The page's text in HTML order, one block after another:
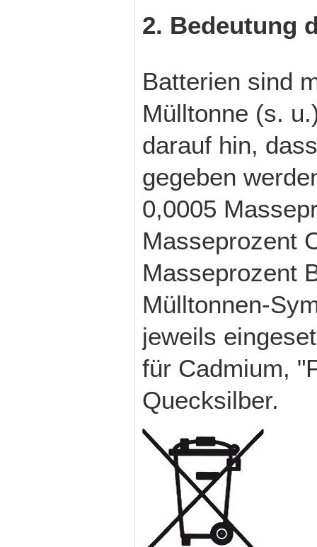
2. Bedeutung
Batterien sind
Mülltonne (s.
darauf hin,
gegeben
0,0005
Masseprozent
Masseprozent
Mülltonnen-
jeweils
für Cadmium,
Quecksilber.